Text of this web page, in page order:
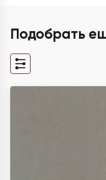
Подобрать